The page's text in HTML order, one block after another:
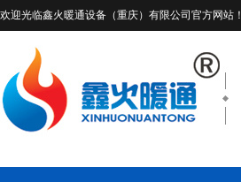
欢迎光临鑫火暖通设备（重庆）有限公司 官方网站！